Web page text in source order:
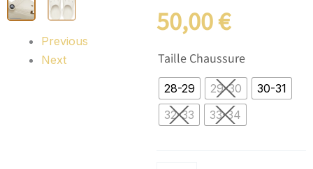
Previous
Next
50,00€
Taille Chaussure
28-29 29-30
30-31
32-33
33-34
quantité
de
Sabots
Crocs
Classique